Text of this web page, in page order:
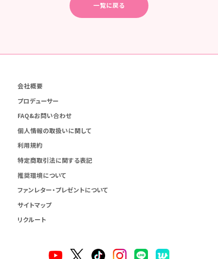
一覧に戻る
会社概要
プロデューサー
FAQ&お問い合わせ
個人情報の取扱いに関して
利用規約
特定商取引法に関する表記
推奨環境について
ファンレター・プレゼントについて
サイトマップ
リクルート